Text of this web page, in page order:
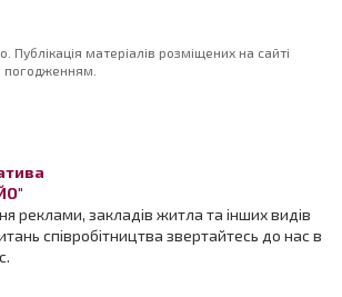
Публікація матеріалів розміщених на сайті
погодженням.
реклами, закладів житла та інших видів
співробітництва звертайтесь до нас в